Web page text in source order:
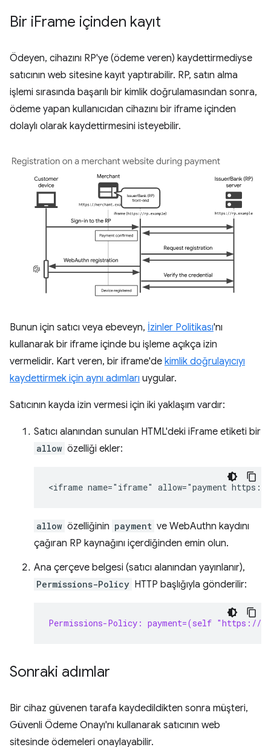
Bir iFrame içinden kayıt
Ödeyen, cihazını RP'ye (ödeme veren) kaydettirmediyse
satıcının web sitesine kayıt yaptırabilir. RP, satın alma
işlemi sırasında başarılı bir kimlik doğrulamasından sonra,
ödeme yapan kullanıcıdan cihazını bir iframe içinden
dolaylı olarak kaydettirmesini isteyebilir.
Bunun için satıcı veya ebeveyn, İzinler Politikası'nı
kullanarak bir iframe içinde bu işleme açıkça izin
vermelidir. Kart veren, bir iframe'de kimlik doğrulayıcıyı
kaydettirmek için aynı adımları uygular.
Satıcının kayda izin vermesi için iki yaklaşım vardır:
Satıcı alanından sunulan HTML'deki iFrame etiketi bir
allow özelliği ekler:
allow özelliğinin payment ve WebAuthn kaydını
çağıran RP kaynağını içerdiğinden emin olun.
Ana çerçeve belgesi (satıcı alanından yayınlanır),
Permissions-Policy HTTP başlığıyla gönderilir:
Permissions-Policy: payment=(self "https://
Sonraki adımlar
Bir cihaz güvenen tarafa kaydedildikten sonra müşteri,
Güvenli Ödeme Onayı'nı kullanarak satıcının web
sitesinde ödemeleri onaylayabilir.